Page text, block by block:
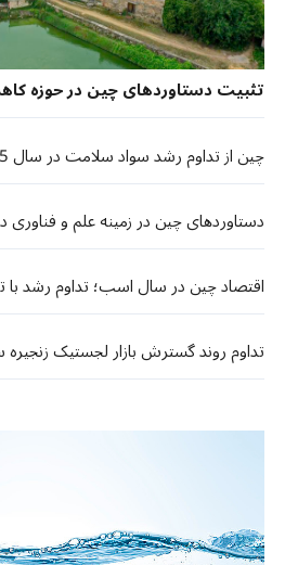
تثبیت دستاوردهای چین در حوزه
چین از تداوم رشد سواد سلامت در سال 2025 خبر داد
دستاوردهای چین در زمینه علم و
اقتصاد چین در سال اسب؛ تداوم رشد
تداوم روند گسترش بازار لجستیک زنجیره